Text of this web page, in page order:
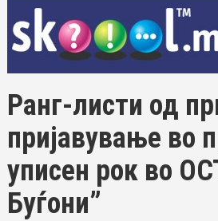
Ранг-листи од
пријавување во
уписен рок во
Буѓони”